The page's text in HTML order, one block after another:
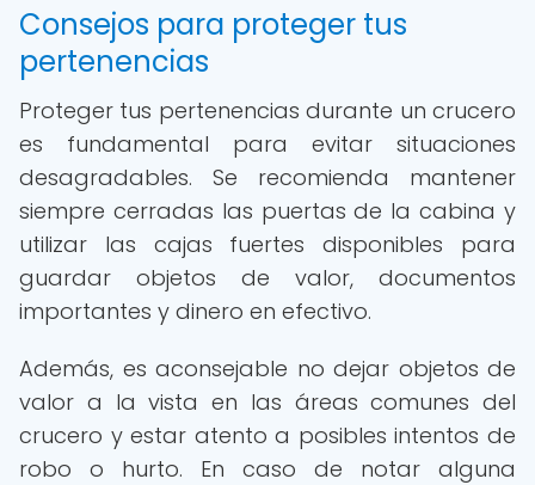
Consejos para proteger tus
pertenencias
Proteger tus pertenencias durante un crucero
es fundamental para evitar situaciones
desagradables. Se recomienda mantener
siempre cerradas las puertas de la cabina y
utilizar las cajas fuertes disponibles para
guardar objetos de valor, documentos
importantes y dinero en efectivo.
Además, es aconsejable no dejar objetos de
valor a la vista en las áreas comunes del
crucero y estar atento a posibles intentos de
robo o hurto. En caso de notar alguna